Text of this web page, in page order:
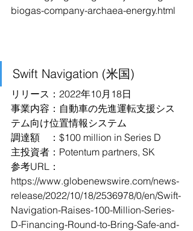
biogas-company-archaea-energy.html
Swift Navigation (米国)
リリース：2022年10月18日
事業内容：自動車の先進運転支援シス
テム向け位置情報システム
調達額　：$100 million in Series D
主投資者：Potentum partners, SK
参考URL：
https://www.globenewswire.com/news-
release/2022/10/18/2536978/0/en/Swift-
Navigation-Raises-100-Million-Series-
D-Financing-Round-to-Bring-Safe-and-